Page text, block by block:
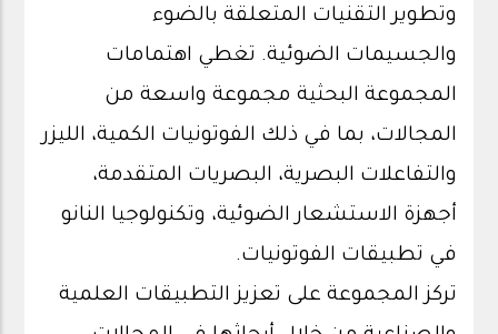
وتطوير التقنيات المتعلقة بالضوء
والجسيمات الضوئية. تغطي اهتمامات
المجموعة البحثية مجموعة واسعة من
المجالات، بما في ذلك الفوتونيات الكمية، الليزر
والتفاعلات البصرية، البصريات المتقدمة،
أجهزة الاستشعار الضوئية، وتكنولوجيا النانو
في تطبيقات الفوتونيات.
تركز المجموعة على تعزيز التطبيقات العلمية